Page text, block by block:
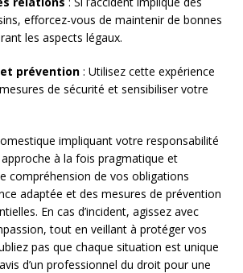
efforcez-vous de maintenir de bonnes
les aspects légaux.
prévention : Utilisez cette expérience
de sécurité et sensibiliser votre
impliquant votre responsabilité
à la fois pragmatique et
compréhension de vos obligations
adaptée et des mesures de prévention
En cas d’incident, agissez avec
tout en veillant à protéger vos
pas que chaque situation est unique
d’un professionnel du droit pour une